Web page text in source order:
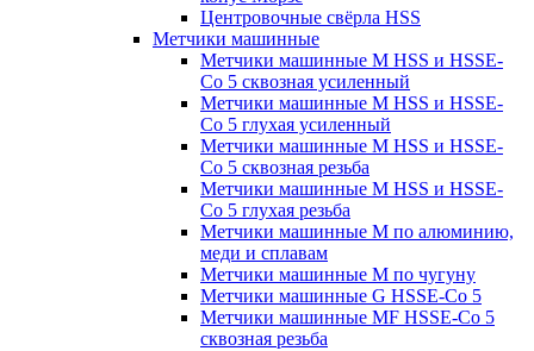
Центровочные свёрла HSS
Метчики машинные
Метчики машинные M HSS и HSSE-
Co 5 сквозная усиленный
Метчики машинные M HSS и HSSE-
Co 5 глухая усиленный
Метчики машинные M HSS и HSSE-
Co 5 сквозная резьба
Метчики машинные M HSS и HSSE-
Co 5 глухая резьба
Метчики машинные M по алюминию,
меди и сплавам
Метчики машинные M по чугуну
Метчики машинные G HSSE-Co 5
Метчики машинные MF HSSE-Co 5
сквозная резьба